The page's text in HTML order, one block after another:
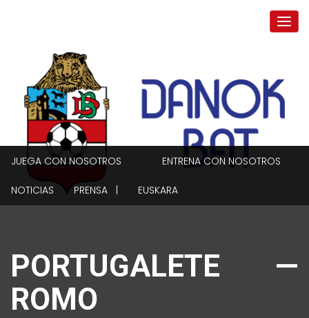
JUEGA CON NOSOTROS ENTRENA CON NOSOTROS
NOTICIAS PRENSA | EUSKARA
PORTUGALETE —
ROMO